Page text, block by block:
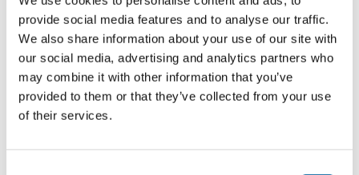
provide social media features and to analyse our traffic.
We also share information about your use of our site with
our social media, advertising and analytics partners who
may combine it with other information that you’ve
provided to them or that they’ve collected from your use
of their services.
PNLIPRP2 (Pancreatic Lipase-Related Protein
2):
PNLIPRP2 Anticorps
PNLIPRP2 Protéines